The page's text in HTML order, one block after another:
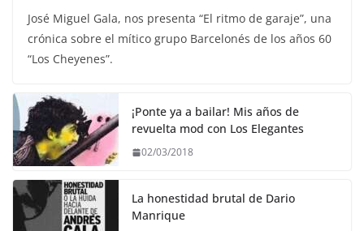
José Miguel Gala, nos presenta “El ritmo de garaje”, una
crónica sobre el mítico grupo Barcelonés de los años 60
“Los Cheyenes”.
¡Ponte ya a bailar! Mis años de
revuelta mod con Los Elegantes
02/03/2018
La honestidad brutal de Dario
Manrique